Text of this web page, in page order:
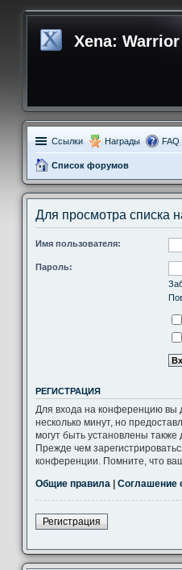
Xena:
Ссылки Награды FAQ
Список форумов
Для просмотра списка
Имя пользователя:
Пароль:
РЕГИСТРАЦИЯ
Для входа на конференцию вы
несколько минут, но
могут быть установлены
Прежде чем
конференции. Помните, что
Общие правила
Соглашение
Регистрация